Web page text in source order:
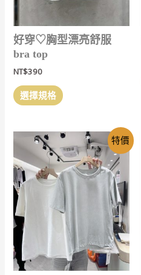
好穿‎♡胸型漂亮舒服
bra top
NT$390
選擇規格 產
有
種
款
式。
可
在
產
品
頁
面
特價